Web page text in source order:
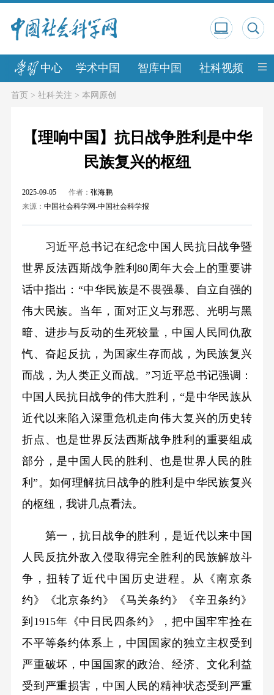
中心 学术中国 智库中国 社科视频 中
首页> 社科关注 > 本网原创
【理响中国】抗日战争胜利是中华
民族复兴的枢纽
2025-09-05 作者： 张海鹏
来源： 中国社会科学网-中国社会科学报
习近平总书记在纪念中国人民抗日战争暨
世界反法西斯战争胜利80周年大会上的重要讲
话中指出：“中华民族是不畏强暴、自立自强的
伟大民族。当年，面对正义与邪恶、光明与黑
暗、进步与反动的生死较量，中国人民同仇敌
忾、奋起反抗，为国家生存而战，为民族复兴
而战，为人类正义而战。”习近平总书记强调：
中国人民抗日战争的伟大胜利，“是中华民族从
近代以来陷入深重危机走向伟大复兴的历史转
折点、也是世界反法西斯战争胜利的重要组成
部分，是中国人民的胜利、也是世界人民的胜
利”。如何理解抗日战争的胜利是中华民族复兴
的枢纽，我讲几点看法。
第一，抗日战争的胜利，是近代以来中国
人民反抗外敌入侵取得完全胜利的民族解放斗
争，扭转了近代中国历史进程。从《南京条
约》《北京条约》《马关条约》《辛丑条约》
到1915年《中日民四条约》，把中国牢牢拴在
不平等条约体系上，中国国家的独立主权受到
严重破坏，中国国家的政治、经济、文化利益
受到严重损害，中国人民的精神状态受到严重